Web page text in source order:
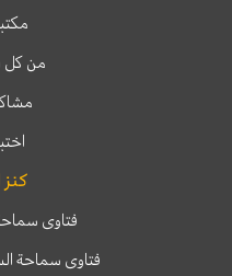
من كل
فتاوى
فتاوى سماحة